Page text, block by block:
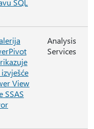
SQL
View
SSAS
Analysis
Services